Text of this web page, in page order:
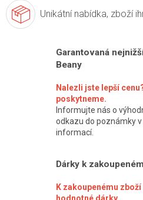
Unikátní nabídka, zboží
Garantovaná
Beany
Nalezli jste lepší
poskytneme.
Informujte nás o
odkazu do poznámky v
informací.
Dárky k
K zakoupenému